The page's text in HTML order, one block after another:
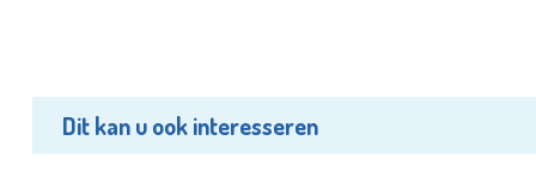
Dit kan u ook interesseren